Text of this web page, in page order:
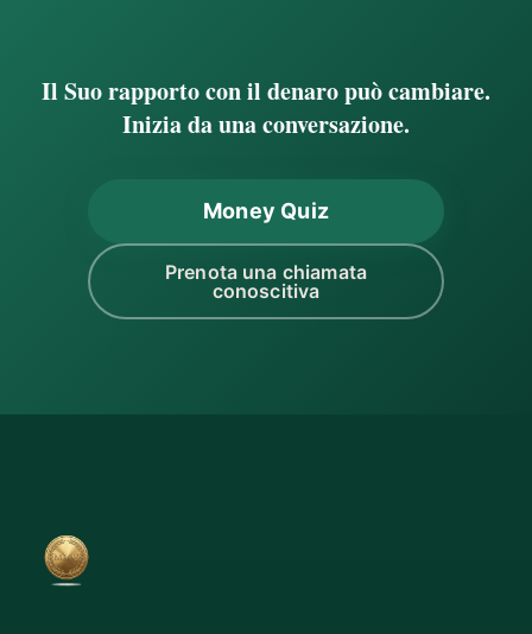
Il Suo rapporto con il denaro può cambiare.
Inizia da una conversazione.
Money Quiz
Prenota una chiamata
conoscitiva